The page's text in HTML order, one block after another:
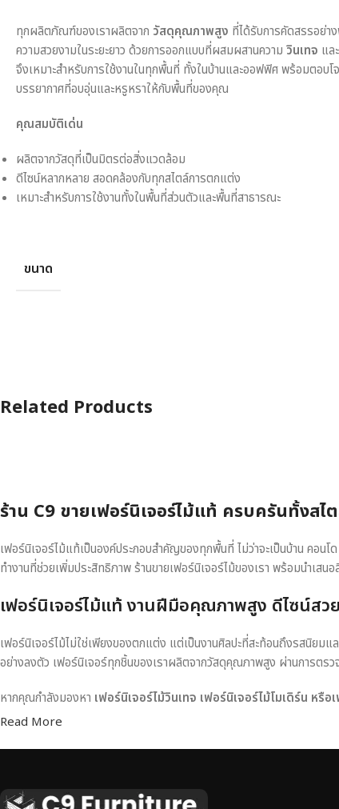
ทุกผลิตภัณฑ์ของเราผลิตจาก วัสดุคุณภาพสูง ที่ได้รับการคัดสรรอย่า
ความสวยงามในระยะยาว ด้วยการออกแบบที่ผสมผสานความ วินเทจ และ
จึงเหมาะสำหรับการใช้งานในทุกพื้นที่ ทั้งในบ้านและออฟฟิศ พร้อมตอบ
บรรยากาศที่อบอุ่นและหรูหราให้กับพื้นที่ของคุณ
คุณสมบัติเด่น
ผลิตจากวัสดุที่เป็นมิตรต่อสิ่งแวดล้อม
ดีไซน์หลากหลาย สอดคล้องกับทุกสไตล์การตกแต่ง
เหมาะสำหรับการใช้งานทั้งในพื้นที่ส่วนตัวและพื้นที่สาธารณะ
ขนาด
Related Products
ร้าน C9 ขายเฟอร์นิเจอร์ไม้แท้ ครบครันทั้งสไ
เฟอร์นิเจอร์ไม้แท้เป็นองค์ประกอบสำคัญของทุกพื้นที่ ไม่ว่าจะเป็นบ้าน คอ
ทำงานที่ช่วยเพิ่มประสิทธิภาพ ร้านขายเฟอร์นิเจอร์ไม้ของเรา พร้อมนำเ
เฟอร์นิเจอร์ไม้แท้ งานฝีมือคุณภาพสูง ดีไซน์สว
เฟอร์นิเจอร์ไม้ไม่ใช่เพียงของตกแต่ง แต่เป็นงานศิลปะที่สะท้อนถึงรสนิยมแ
อย่างลงตัว เฟอร์นิเจอร์ทุกชิ้นของเราผลิตจากวัสดุคุณภาพสูง ผ่านการตรว
หากคุณกำลังมองหา เฟอร์นิเจอร์ไม้วินเทจ เฟอร์นิเจอร์ไม้โมเดิร์น ห
Read More